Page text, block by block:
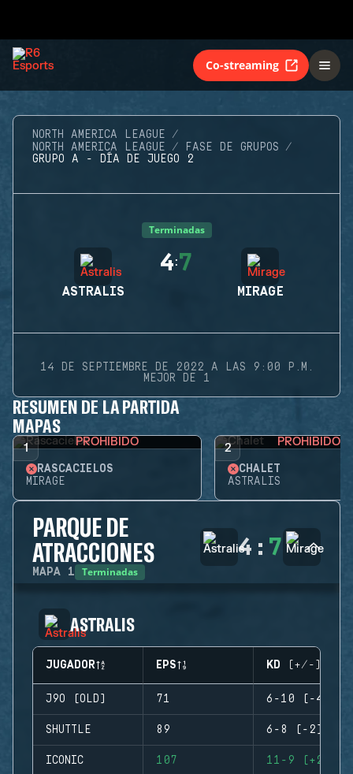
Co-streaming
NORTH AMERICA LEAGUE
NORTH AMERICA LEAGUE
FASE DE GRUPOS
GRUPO A - DÍA DE JUEGO 2
Terminadas
ASTRALIS
4:7
MIRAGE
14 DE SEPTIEMBRE DE 2022 A LAS 9:00 P.M.
MEJOR DE 1
RESUMEN DE LA PARTIDA
MAPAS
1 PROHIBIDO
RASCACIELOS
MIRAGE
2 PROHIBIDO
CHALET
ASTRALIS
PARQUE DE
ATRACCIONES
MAPA 1 Terminadas
4 : 7
ASTRALIS
JUGADOR EPS KD (+/-)
J9O (OLD) 71 6-10 (-4)
SHUTTLE 89 6-8 (-2)
ICONIC 107 11-9 (+2)